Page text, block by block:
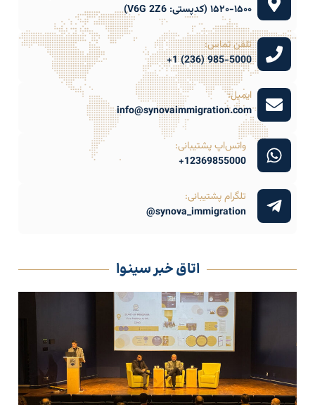
۱۵۰۰-۱۵۲۰ (کدپستی: V6G 2Z6)
تلفن تماس:
985-5000 (236) 1+
ایمیل:
info@synovaimmigration.com
واتس‌اپ پشتیبانی:
12369855000+
تلگرام پشتیبانی:
synova_immigration@
اتاق خبر سینوا